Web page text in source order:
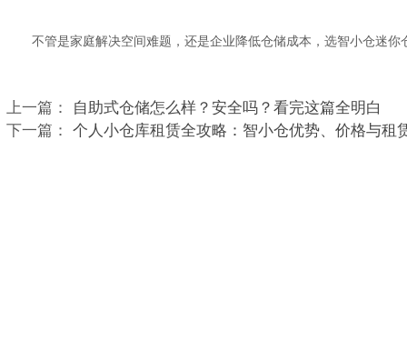
不管是家庭解决空间难题，还是企业降低仓储成本，选智小仓迷你
上一篇：
自助式仓储怎么样？安全吗？看完这篇全明白
下一篇：
个人小仓库租赁全攻略：智小仓优势、价格与租